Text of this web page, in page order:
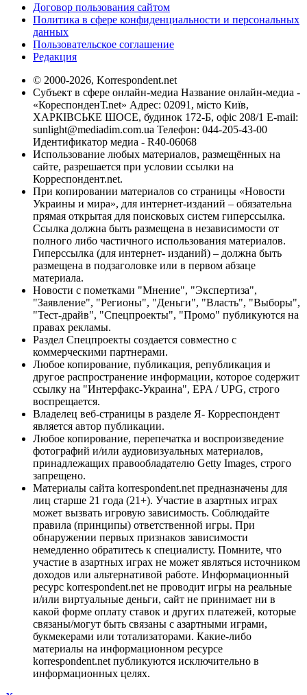
Договор пользования сайтом
Политика в сфере конфиденциальности и персональных
данных
Пользовательское соглашение
Редакция
© 2000-2026, Korrespondent.net
Субъект в сфере онлайн-медиа Название онлайн-медиа -
«КореспонденТ.net» Адрес: 02091, місто Київ,
ХАРКІВСЬКЕ ШОСЕ, будинок 172-Б, офіс 208/1 E-mail:
sunlight@mediadim.com.ua Телефон: 044-205-43-00
Идентификатор медиа - R40-06068
Использование любых материалов, размещённых на
сайте, разрешается при условии ссылки на
Корреспондент.net.
При копировании материалов со страницы «Новости
Украины и мира», для интернет-изданий – обязательна
прямая открытая для поисковых систем гиперссылка.
Ссылка должна быть размещена в независимости от
полного либо частичного использования материалов.
Гиперссылка (для интернет- изданий) – должна быть
размещена в подзаголовке или в первом абзаце
материала.
Новости с пометками "Мнение", "Экспертиза",
"Заявление", "Регионы", "Деньги", "Власть", "Выборы",
"Тест-драйв", "Спецпроекты", "Промо" публикуются на
правах рекламы.
Раздел Спецпроекты создается совместно с
коммерческими партнерами.
Любое копирование, публикация, републикация и
другое распространение информации, которое содержит
ссылку на "Интерфакс-Украина", EPA / UPG, строго
воспрещается.
Владелец веб-страницы в разделе Я- Корреспондент
является автор публикации.
Любое копирование, перепечатка и воспроизведение
фотографий и/или аудиовизуальных материалов,
принадлежащих правообладателю Getty Images, строго
запрещено.
Материалы сайта korrespondent.net предназначены для
лиц старше 21 года (21+). Участие в азартных играх
может вызвать игровую зависимость. Соблюдайте
правила (принципы) ответственной игры. При
обнаружении первых признаков зависимости
немедленно обратитесь к специалисту. Помните, что
участие в азартных играх не может являться источником
доходов или альтернативой работе. Информационный
ресурс korrespondent.net не проводит игры на реальные
и/или виртуальные деньги, сайт не принимает ни в
какой форме оплату ставок и других платежей, которые
связаны/могут быть связаны с азартными играми,
букмекерами или тотализаторами. Какие-либо
материалы на информационном ресурсе
korrespondent.net публикуются исключительно в
информационных целях.